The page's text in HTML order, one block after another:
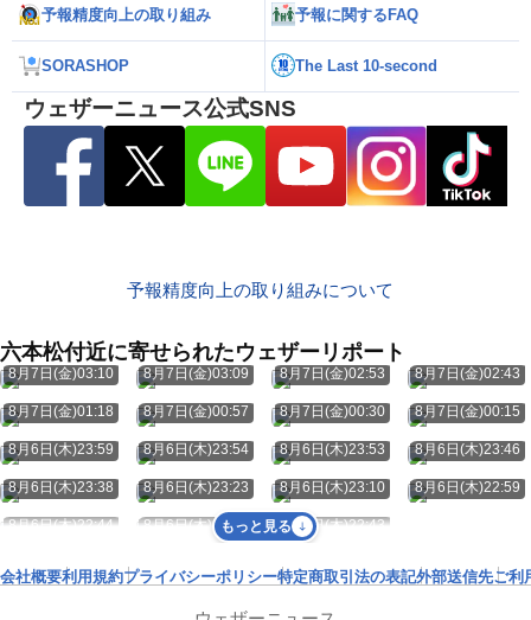
予報精度向上の取り組み 予報に関するFAQ
SORASHOP The Last 10-second
ウェザーニュース公式SNS
予報精度向上の取り組みについて
六本松付近に寄せられたウェザーリポート
8月7日(金)03:10 8月7日(金)03:09 8月7日(金)02:53 8月7日(金)02:43
8月7日(金)01:18 8月7日(金)00:57 8月7日(金)00:30 8月7日(金)00:15
8月6日(木)23:59 8月6日(木)23:54 8月6日(木)23:53 8月6日(木)23:46
8月6日(木)23:38 8月6日(木)23:23 8月6日(木)23:10 8月6日(木)22:59
8月6日(木)22:44 8月6日(木)22:44 8月6日(木)22:43
もっと見る
会社概要利用規約プライバシーポリシー特定商取引法の表記外部送信先ご利